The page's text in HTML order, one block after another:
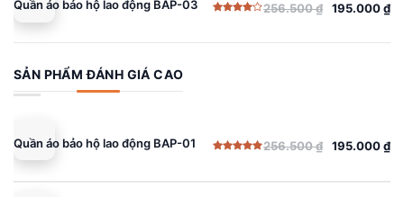
Quần áo bảo hộ lao động BAP-03
hạng
256.500₫
Giá
là:
256.500 ₫.
195.000₫
Giá
tại
là:
195.000 ₫.
SẢN PHẨM ĐÁNH GIÁ CAO
Quần áo bảo hộ lao động BAP-01
5 sao
256.500₫
Giá
là:
195.000₫
Giá
tại